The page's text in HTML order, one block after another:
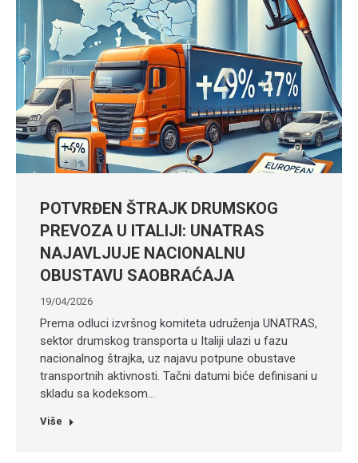
POTVRĐEN ŠTRAJK DRUMSKOG
PREVOZA U ITALIJI: UNATRAS
NAJAVLJUJE NACIONALNU
OBUSTAVU SAOBRAĆAJA
19/04/2026
Prema odluci izvršnog komiteta udruženja UNATRAS,
sektor drumskog transporta u Italiji ulazi u fazu
nacionalnog štrajka, uz najavu potpune obustave
transportnih aktivnosti. Tačni datumi biće definisani u
skladu sa kodeksom…
Više